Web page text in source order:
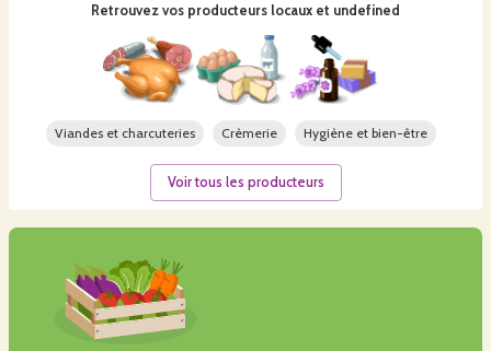
Retrouvez vos producteurs locaux et undefined
Viandes et charcuteries Crèmerie Hygiène et bien-être
Voir tous les producteurs